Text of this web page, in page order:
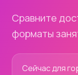
Сравните
форматы
Сейчас для